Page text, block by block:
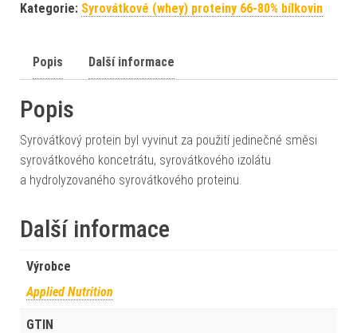
Kategorie: Syrovátkové (whey) proteiny 66-80% bílkovin
Popis Další informace
Popis
Syrovátkový protein byl vyvinut za použití jedinečné směsi
syrovátkového koncetrátu, syrovátkového izolátu
a hydrolyzovaného syrovátkového proteinu.
Další informace
Výrobce
Applied Nutrition
GTIN